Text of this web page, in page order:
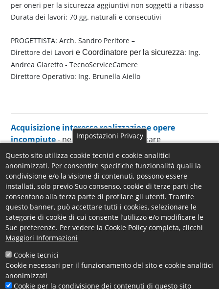
per oneri per la sicurezza aggiuntivi non soggetti a ribasso
Durata dei lavori: 70 gg. naturali e consecutivi
PROGETTISTA: Arch. Sandro Peritore –
Direttore dei Lavorie Coordinatore per la sicurezza: Ing.
Andrea Giaretto - TecnoServiceCamere
Direttore Operativo: Ing. Brunella Aiello
Acquisizione interesse realizzazione opere
incompiute- nessun dato da pubblicare
Documenti sul sistema di qualificazione
- nessun dato da pubblicare
Gravi illeciti professionali- nessun dato da pubblicare
Progetti di investimento pubblico- nessun dato da pubblicare
Dibattito pubblico- nessun dato da pubblicare
Pari opportunità e inclusione lavorativa- nessun dato da pubblicare
Affidamenti Servizi pubblici locali (SPL)- nessun dato da pubblicare
Collegio Consultivo Tecnico (CCT)- nessun dato da pubblicare
Contratti di sponsorizzazione
- nessun dato da pubblicare
Finanza di progetto
Composizione delle commissioni giudicatrici e i curricula dei
componenti
- nessun dato da pubblicare
Impostazioni Privacy
Questo sito utilizza cookie tecnici e cookie analitici
anonimizzati. Per consentire specifiche funzionalità quali la
condivisione e/o la visione di contenuti, possono essere
installati, solo previo Suo consenso, cookie di terze parti che
consentono alla terza parte di profilare gli utenti. Tramite
questo banner, può accettare tutti i cookies, selezionare le
categorie di cookie di cui consente l’utilizzo e/o modificare le
Sue preferenze. Per vedere la Cookie Policy completa, clicchi
Maggiori Informazioni
Cookie tecnici
Cookie necessari per il funzionamento del sito e cookie analitici
anonimizzati
Cookie per la condivisione dei contenuti di questo sito